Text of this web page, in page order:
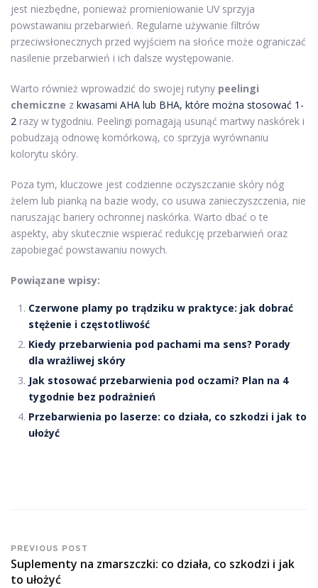
jest niezbędne, ponieważ promieniowanie UV sprzyja
powstawaniu przebarwień. Regularne używanie filtrów
przeciwsłonecznych przed wyjściem na słońce może ograniczać
nasilenie przebarwień i ich dalsze występowanie.
Warto również wprowadzić do swojej rutyny peelingi
chemiczne z kwasami AHA lub BHA, które można stosować 1-
2 razy w tygodniu. Peelingi pomagają usunąć martwy naskórek i
pobudzają odnowę komórkową, co sprzyja wyrównaniu
kolorytu skóry.
Poza tym, kluczowe jest codzienne oczyszczanie skóry nóg
żelem lub pianką na bazie wody, co usuwa zanieczyszczenia, nie
naruszając bariery ochronnej naskórka. Warto dbać o te
aspekty, aby skutecznie wspierać redukcję przebarwień oraz
zapobiegać powstawaniu nowych.
Powiązane wpisy:
Czerwone plamy po trądziku w praktyce: jak dobrać
stężenie i częstotliwość
Kiedy przebarwienia pod pachami ma sens? Porady
dla wrażliwej skóry
Jak stosować przebarwienia pod oczami? Plan na 4
tygodnie bez podrażnień
Przebarwienia po laserze: co działa, co szkodzi i jak to
ułożyć
PREVIOUS POST
Suplementy na zmarszczki: co działa, co szkodzi i jak
to ułożyć